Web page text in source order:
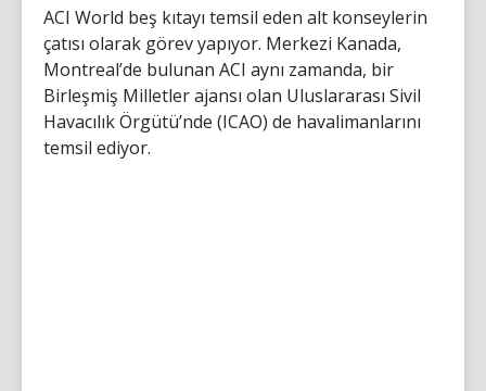
ACI World beş kıtayı temsil eden alt konseylerin
çatısı olarak görev yapıyor. Merkezi Kanada,
Montreal’de bulunan ACI aynı zamanda, bir
Birleşmiş Milletler ajansı olan Uluslararası Sivil
Havacılık Örgütü’nde (ICAO) de havalimanlarını
temsil ediyor.